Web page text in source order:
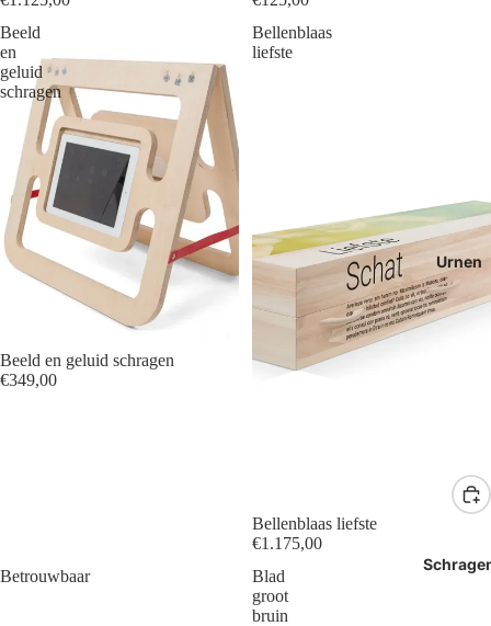
Urnen
Beeld
en
geluid
schragen
Beeld en geluid schragen
€349,00
Bellenblaas
liefste
Bellenblaas liefste
€1.175,00
Betrouwbaar
Blad
groot
bruin